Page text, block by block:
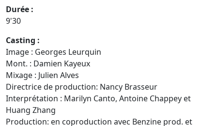
Durée :
9'30
Casting :
Image : Georges Leurquin
Mont. : Damien Kayeux
Mixage : Julien Alves
Directrice de production: Nancy Brasseur
Interprétation : Marilyn Canto, Antoine Chappey et
Huang Zhang
Production: en coproduction avec Benzine prod. et